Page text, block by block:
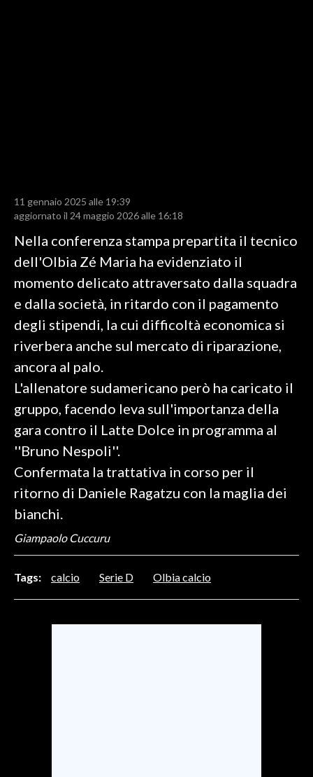
RISULTATI E CLASSIFICHE
CALCIO REGIONALE
BASKET
VOLLEY
MOTORI
TENNIS
ALTRI SPORT
CULTURA
SPETTACOLI
GOSSIP
SALUTE
SARDEGNA TURISMO
SARDI NEL MONDO
NOTIZIE
EVENTI
11 gennaio 2025 alle 19:39
aggiornato il 24 maggio 2026 alle 16:18
Nella conferenza stampa prepartita il tecnico
dell'Olbia Zé Maria ha evidenziato il
momento delicato attraversato dalla squadra
e dalla società, in ritardo con il pagamento
degli stipendi, la cui difficoltà economica si
riverbera anche sul mercato di riparazione,
ancora al palo.
L'allenatore sudamericano però ha caricato il
gruppo, facendo leva sull'importanza della
gara contro il Latte Dolce in programma al
''Bruno Nespoli''.
Confermata la trattativa in corso per il
ritorno di Daniele Ragatzu con la maglia dei
bianchi.
Giampaolo Cuccuru
Tags: calcio Serie D Olbia calcio